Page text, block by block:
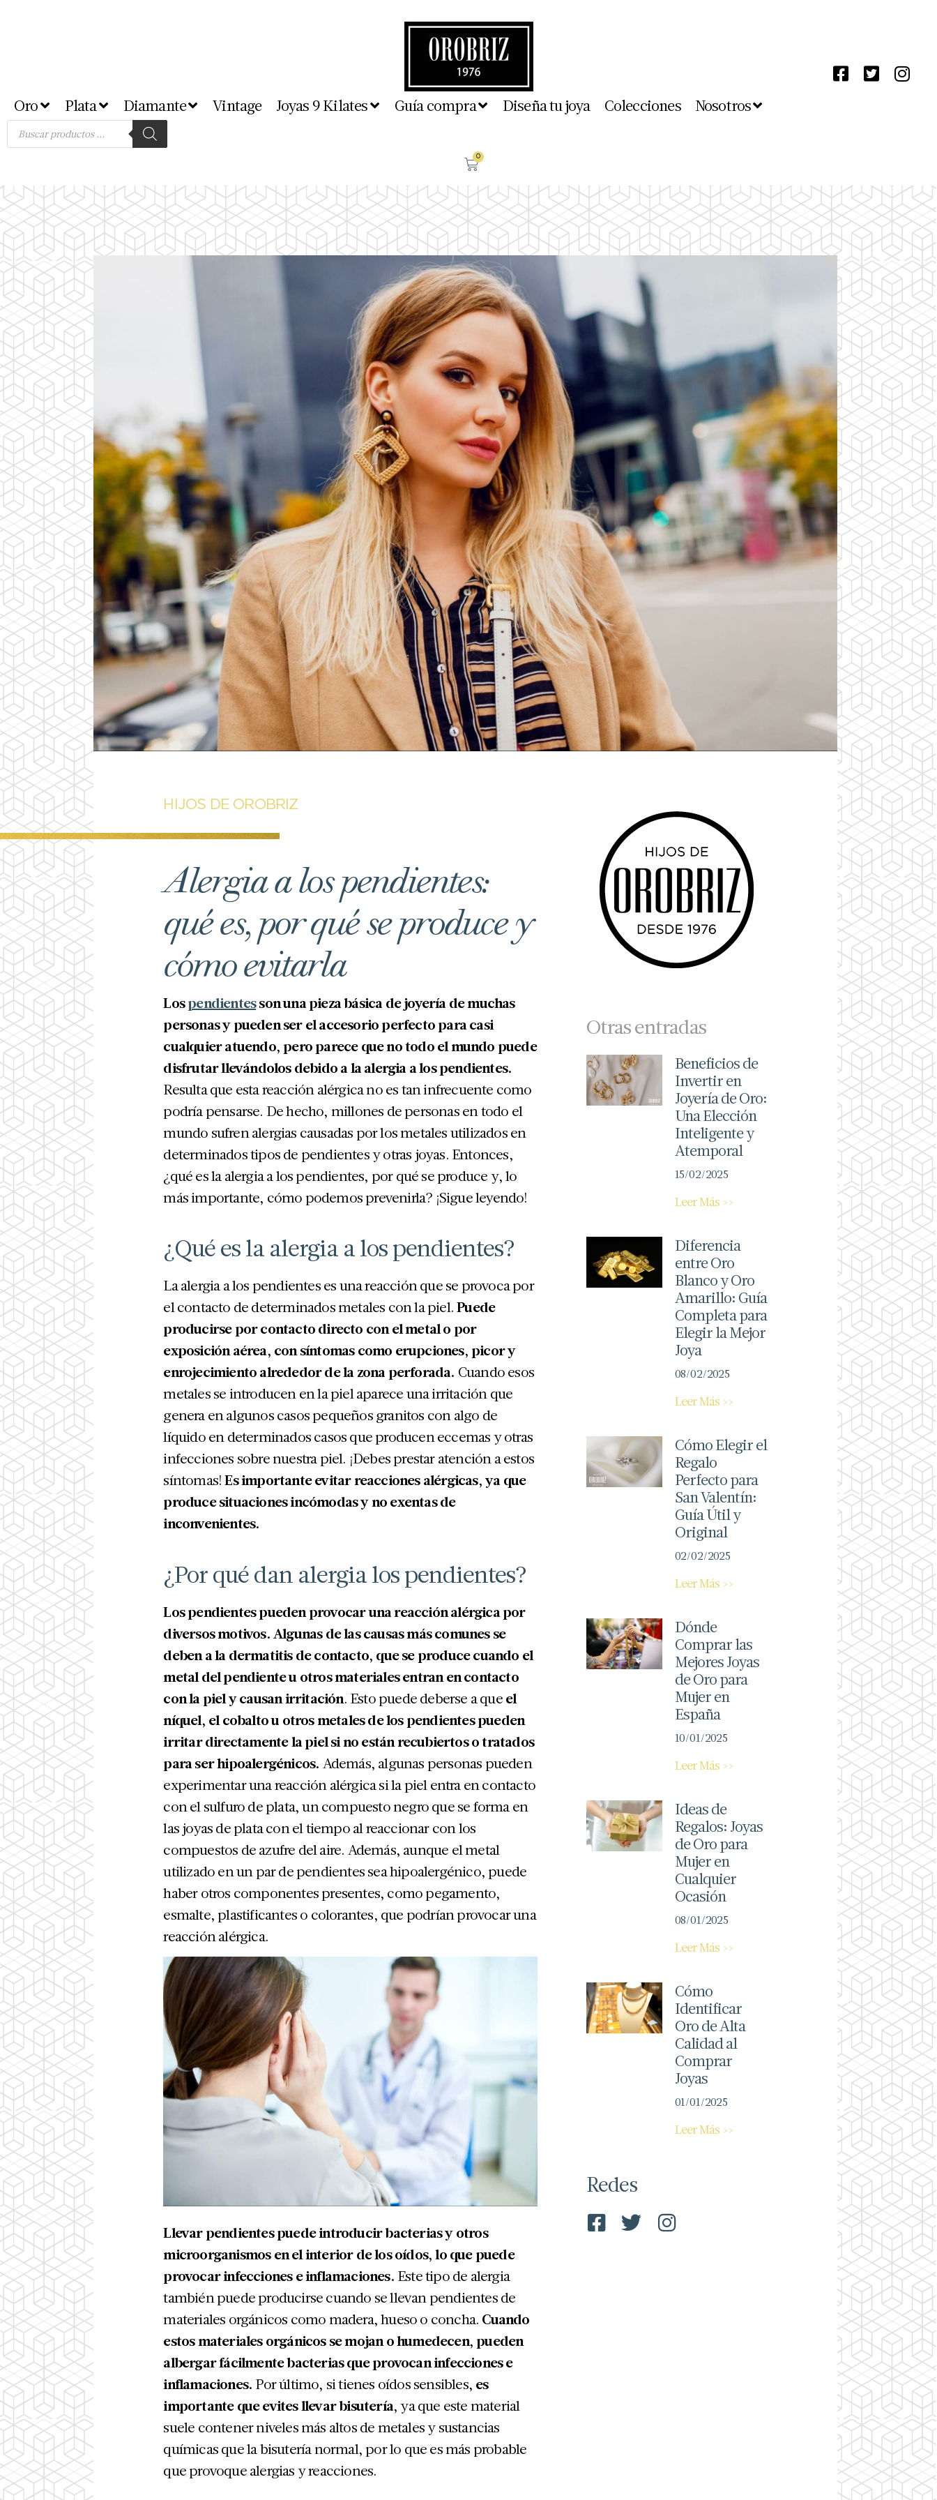
Oro Plata Diamante Vintage Joyas 9 Kilates Guía compra Diseña tu joya Colecciones Nosotros
0
HIJOS DE OROBRIZ
Alergia a los pendientes:
qué es, por qué se produce y
cómo evitarla
Lospendientesson una pieza básica de joyería de muchas
personas y pueden ser el accesorio perfecto para casi
cualquier atuendo, pero parece que no todo el mundo puede
disfrutar llevándolos debido a la alergia a los pendientes.
Resulta que esta reacción alérgica no es tan infrecuente como
podría pensarse. De hecho, millones de personas en todo el
mundo sufren alergias causadas por los metales utilizados en
determinados tipos de pendientes y otras joyas. Entonces,
¿qué es la alergia a los pendientes, por qué se produce y, lo
más importante, cómo podemos prevenirla? ¡Sigue leyendo!
¿Qué es la alergia a los pendientes?
La alergia a los pendientes es una reacción que se provoca por
el contacto de determinados metales con la piel. Puede
producirse por contacto directo con el metal o por
exposición aérea, con síntomas como erupciones, picor y
enrojecimiento alrededor de la zona perforada. Cuando esos
metales se introducen en la piel aparece una irritación que
genera en algunos casos pequeños granitos con algo de
líquido en determinados casos que producen eccemas y otras
infecciones sobre nuestra piel. ¡Debes prestar atención a estos
síntomas!Es importante evitar reacciones alérgicas, ya que
produce situaciones incómodas y no exentas de
inconvenientes.
¿Por qué dan alergia los pendientes?
Los pendientes pueden provocar una reacción alérgica por
diversos motivos. Algunas de las causas más comunes se
deben a la dermatitis de contacto, que se produce cuando el
metal del pendiente u otros materiales entran en contacto
con la piel y causan irritación. Esto puede deberse a queel
níquel, el cobalto u otros metales de los pendientes pueden
irritar directamente la piel si no están recubiertos o tratados
para ser hipoalergénicos. Además, algunas personas pueden
experimentar una reacción alérgica si la piel entra en contacto
con el sulfuro de plata, un compuesto negro que se forma en
las joyas de plata con el tiempo al reaccionar con los
compuestos de azufre del aire. Además, aunque el metal
utilizado en un par de pendientes sea hipoalergénico, puede
haber otros componentes presentes, como pegamento,
esmalte, plastificantes o colorantes, que podrían provocar una
reacción alérgica.
Llevar pendientes puede introducir bacterias y otros
microorganismos en el interior de los oídos, lo que puede
provocar infecciones e inflamaciones. Este tipo de alergia
también puede producirse cuando se llevan pendientes de
materiales orgánicos como madera, hueso o concha. Cuando
estos materiales orgánicos se mojan o humedecen, pueden
albergar fácilmente bacterias que provocan infecciones e
inflamaciones. Por último, si tienes oídos sensibles, es
importante que evites llevar bisutería, ya que este material
suele contener niveles más altos de metales y sustancias
químicas que la bisutería normal, por lo que es más probable
que provoque alergias y reacciones.
Otras entradas
Beneficios de
Invertir en
Joyería de Oro:
Una Elección
Inteligente y
Atemporal
15/02/2025
Leer Más >>
Diferencia
entre Oro
Blanco y Oro
Amarillo: Guía
Completa para
Elegir la Mejor
Joya
08/02/2025
Leer Más >>
Cómo Elegir el
Regalo
Perfecto para
San Valentín:
Guía Útil y
Original
02/02/2025
Leer Más >>
Dónde
Comprar las
Mejores Joyas
de Oro para
Mujer en
España
10/01/2025
Leer Más >>
Ideas de
Regalos: Joyas
de Oro para
Mujer en
Cualquier
Ocasión
08/01/2025
Leer Más >>
Cómo
Identificar
Oro de Alta
Calidad al
Comprar
Joyas
01/01/2025
Leer Más >>
Redes